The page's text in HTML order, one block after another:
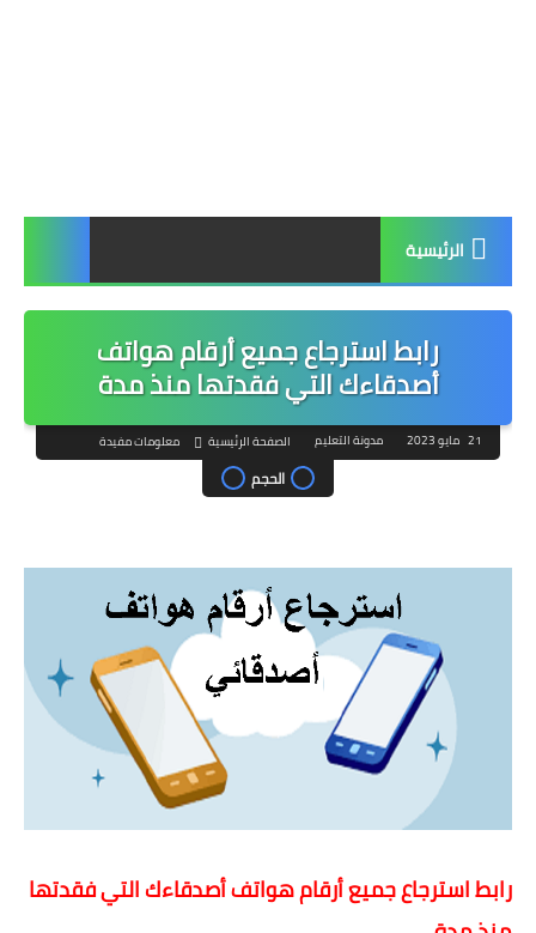
الرئيسية
رابط استرجاع جميع أرقام هواتف
أصدقاءك التي فقدتها منذ مدة
21 مايو 2023 مدونة التعليم الصفحة الرئيسية معلومات مفيدة
الحجم
رابط استرجاع جميع أرقام هواتف أصدقاءك التي فقدتها